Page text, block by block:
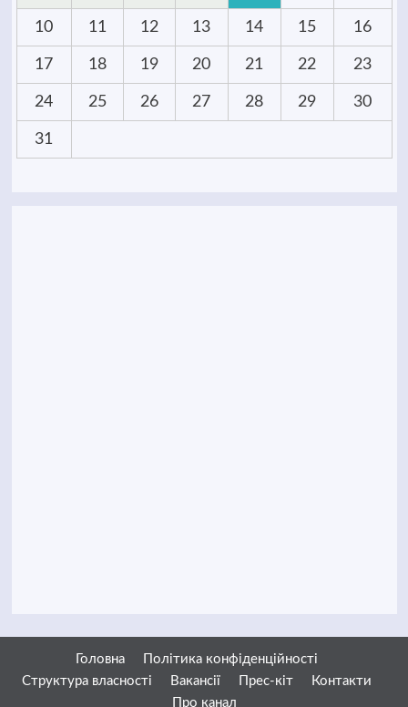
10 11 12 13 14 15 16
17 18 19 20 21 22 23
24 25 26 27 28 29 30
31
Головна
Політика конфіденційності
Структура власності
Вакансії Прес-кіт
Контакти
Про канал